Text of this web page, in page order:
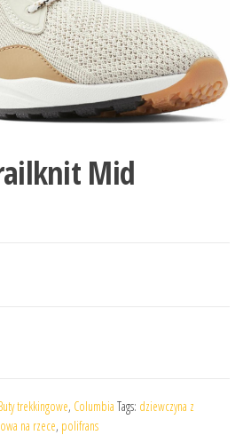
Mid
trekkingowe, Columbia Tags: dziewczyna z
na rzece, polifrans